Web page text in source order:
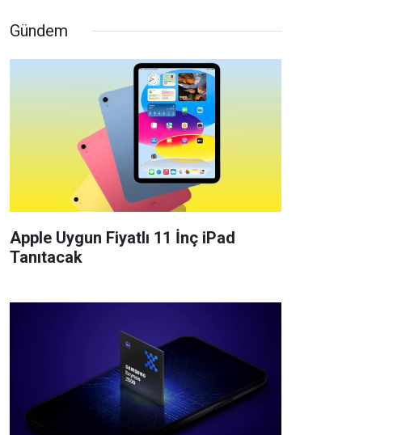
Gündem
Apple Uygun Fiyatlı 11 İnç iPad
Tanıtacak